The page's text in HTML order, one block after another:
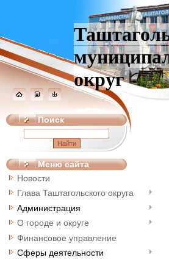
округ
Поиск
Меню сайта
Новости
Глава Таштагольского округа
Администрация
О городе и округе
Финансовое управление
Сферы деятельности